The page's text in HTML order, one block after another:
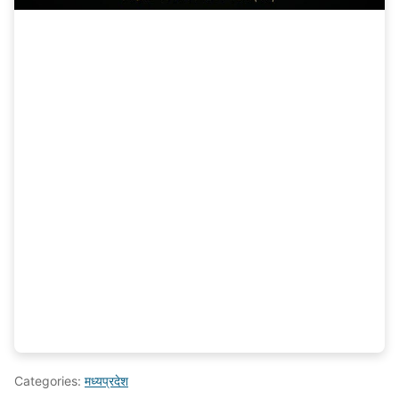
Categories: मध्यप्रदेश